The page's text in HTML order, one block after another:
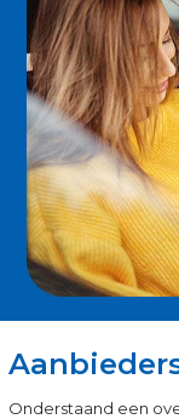
Onderstaand een